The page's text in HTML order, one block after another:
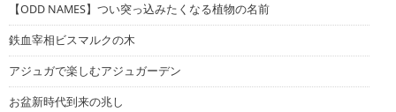
【ODD NAMES】つい突っ込みたくなる植物の名前
鉄血宰相ビスマルクの木
アジュガで楽しむアジュガーデン
お盆新時代到来の兆し